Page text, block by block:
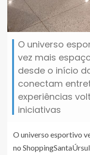
O universo
vez mais
desde o início
conectam
experiências
iniciativas
O universo esportivo
no